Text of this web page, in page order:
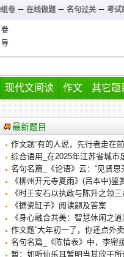
组卷－ 在线做题 － 名句过关 － 考试
现代文阅读 作文 其它题
最新题目
作文题“有的人说，先行者走在
先登”审题立意|范文
综合语用_在2025年江苏省城市
超”）的赛场上
名句名篇_《论语》云：“见贤
内自省也。”荀子在《劝学》中也
《柳州开元寺夏雨》(吕本中)鉴
《时王安石以执政与陈升之领
答案及翻译
《搪瓷缸子》阅读题及答案
《身心融合共美：智慧休闲之
案 作文题“大年初一了，你还点外
名句名篇_《陈情表》中，李密
的典故_练习及答案
暂：如听仙乐耳暂明当其欣于所